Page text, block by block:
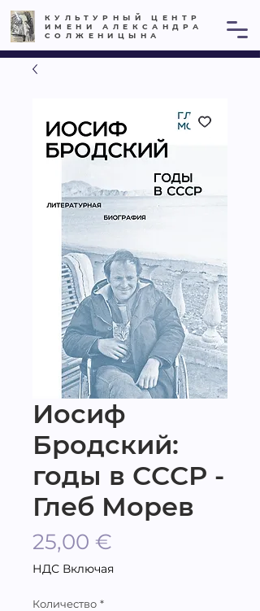
КУЛЬТУРНЫЙ ЦЕНТР
ИМЕНИ АЛЕКСАНДРА
СОЛЖЕНИЦЫНА
Иосиф
Бродский:
годы в СССР -
Глеб Морев
25,00 €
НДС Включая
Количество *